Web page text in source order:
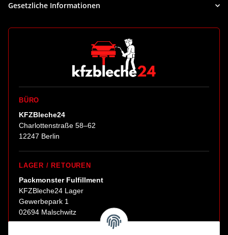
Gesetzliche Informationen
BÜRO
KFZBleche24
Charlottenstraße 58–62
12247 Berlin
LAGER / RETOUREN
Packmonster Fulfillment
KFZBleche24 Lager
Gewerbepark 1
02694 Malschwitz